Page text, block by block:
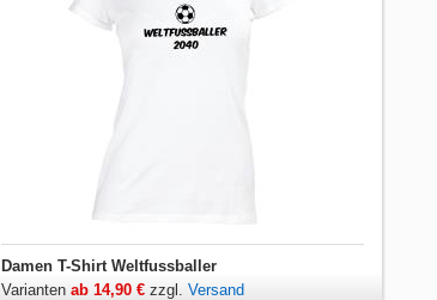
Damen T-Shirt Weltfussballer
Variantenab 14,90 € zzgl.Versand